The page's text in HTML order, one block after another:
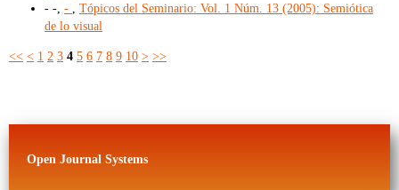
- -, -
Tópicos del Seminario: Vol. 1 Núm. 13 (2005): Semiótica
de lo visual
<< < 1 2 3 4 5 6 7 8 9 10 > >>
Open Journal Systems